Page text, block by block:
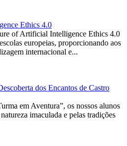
Ethics 4.0
of Artificial Intelligence Ethics 4.0
europeias, proporcionando aos
internacional e...
dos Encantos de Castro
em Aventura”, os nossos alunos
imaculada e pelas tradições